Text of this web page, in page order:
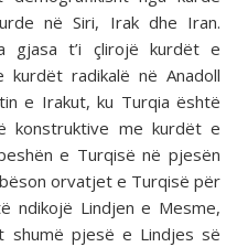
në Siri, Irak dhe Iran.
gjasa t’i çlirojë kurdët e
kurdët radikalë në Anadoll
e Irakut, ku Turqia është
konstruktive me kurdët e
e Turqisë në pjesën
orvatjet e Turqisë për
ndikojë Lindjen e Mesme,
pjesë e Lindjes së